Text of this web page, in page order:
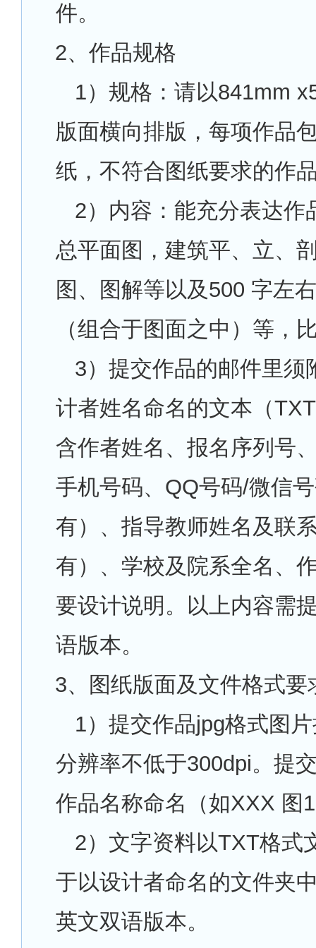
件。
2、作品规格
1）规格：请以841mm
版面横向排版，每项作品
纸，不符合图纸要求的作
2）内容：能充分表达作
总平面图，建筑平、立、
图、图解等以及500 字左
（组合于图面之中）等，
3）提交作品的邮件里须
计者姓名命名的文本（
含作者姓名、报名序列号
手机号码、QQ号码/微信
有）、指导教师姓名及联
有）、学校及院系全名、
要设计说明。以上内容需
语版本。
3、图纸版面及文件格式要
1）提交作品jpg格式图
分辨率不低于300dpi。提
作品名称命名（如XXX 图
2）文字资料以TXT格式
于以设计者命名的文件夹
英文双语版本。